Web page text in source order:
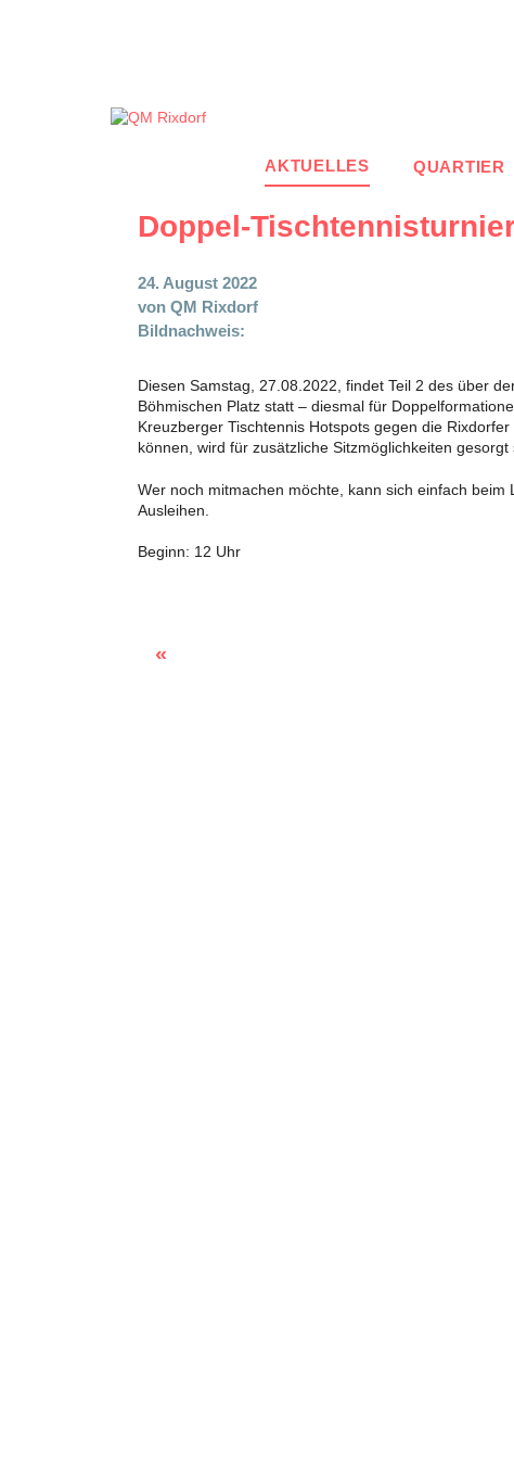
AKTUELLES QUARTIER
Doppel-
24. August 2022
von QM Rixdorf
Bildnachweis:
Diesen Samstag, 27.08.2022, findet Teil 2 des über
Böhmischen Platz statt – diesmal für
Kreuzberger Tischtennis Hotspots gegen die
können, wird für zusätzliche Sitzmöglichkeiten
Wer noch mitmachen möchte, kann sich einfach beim
Ausleihen.
Beginn: 12 Uhr